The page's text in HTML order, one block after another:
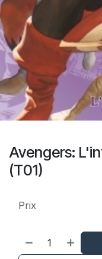
Avengers:
(T01)
Prix